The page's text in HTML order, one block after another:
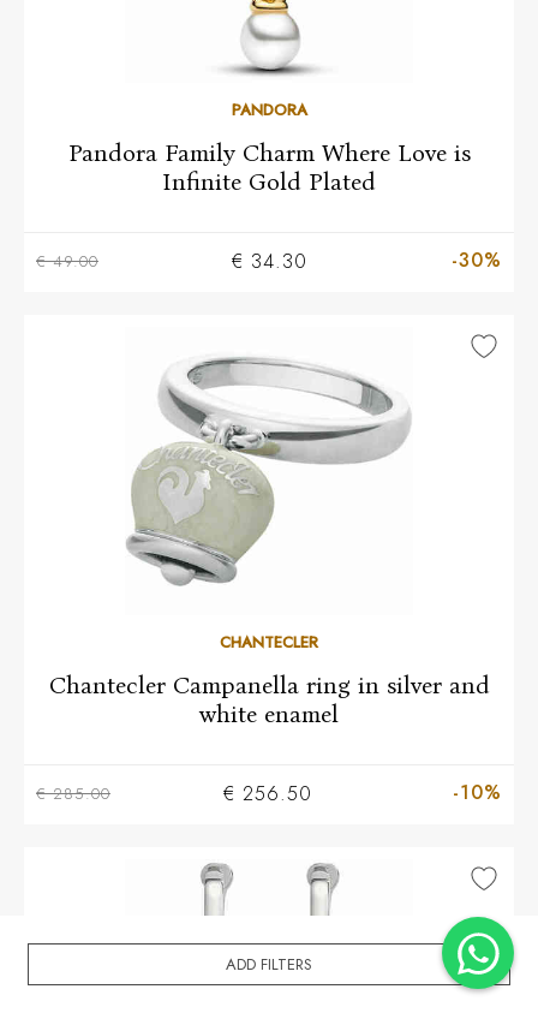
ADD FILTERS
PANDORA
Pandora Family Charm Where Love is
Infinite Gold Plated
€ 49.00 € 34.30 -30%
CHANTECLER
Chantecler Campanella ring in silver and
white enamel
€ 285.00 € 256.50 -10%